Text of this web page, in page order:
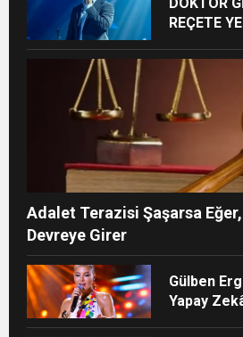
REÇETE
Adalet Terazisi Şaşarsa
Devreye Girer
Gülben
Yapay Zekâ